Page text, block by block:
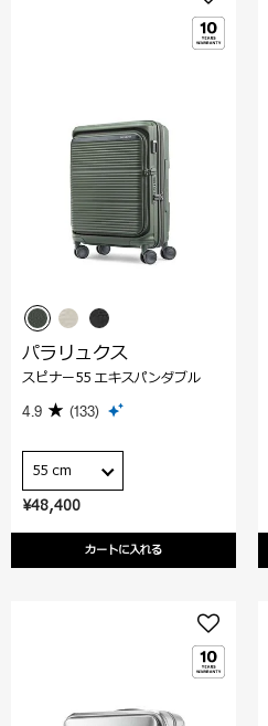
¥48,400
カートに入れる
パラリュクス
スピナー55 エキスパンダブル
4.9 (133)
55 cm